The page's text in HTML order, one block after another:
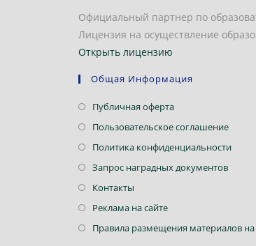
Официальный партнер по
Лицензия на осуществление
Открыть лицензию
Общая Информация
Публичная офертаОткроется
в
Пользовательское соглашение
в
Политика конфиденциальности
Запрос наградных документов
Контакты
в
Реклама на сайтеОткроется
в
Правила размещения материалов на